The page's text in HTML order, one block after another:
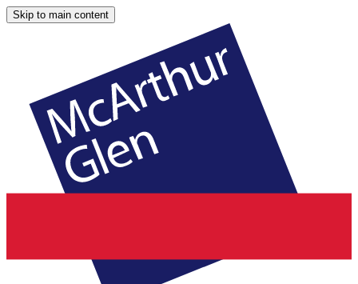
Skip to main content